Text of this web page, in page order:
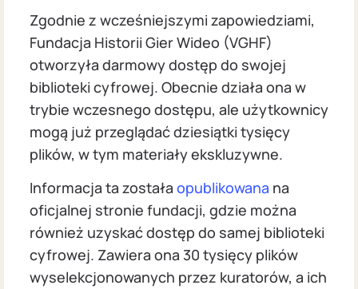
Zgodnie z wcześniejszymi zapowiedziami,
Fundacja Historii Gier Wideo (VGHF)
otworzyła darmowy dostęp do swojej
biblioteki cyfrowej. Obecnie działa ona w
trybie wczesnego dostępu, ale użytkownicy
mogą już przeglądać dziesiątki tysięcy
plików, w tym materiały ekskluzywne.
Informacja ta została opublikowana na
oficjalnej stronie fundacji, gdzie można
również uzyskać dostęp do samej biblioteki
cyfrowej. Zawiera ona 30 tysięcy plików
wyselekcjonowanych przez kuratorów, a ich